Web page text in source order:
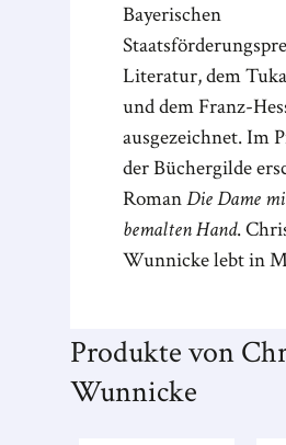
Bayerischen
Literatur, dem
und dem Franz-
ausgezeichnet. Im
der Büchergilde
RomanDie Dame
bemalten Hand.
Wunnicke lebt in
Produkte von
Wunnicke